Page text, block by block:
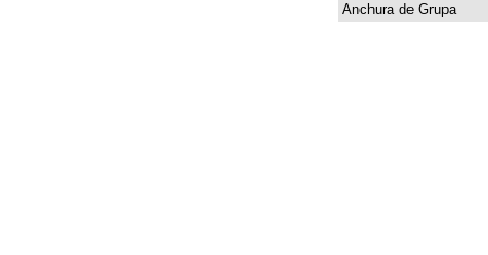
Anchura de Grupa